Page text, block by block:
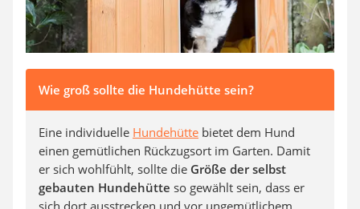
Wie groß sollte die Hundehütte sein?
Eine individuelle Hundehütte bietet dem Hund
einen gemütlichen Rückzugsort im Garten. Damit
er sich wohlfühlt, sollte die Größe der selbst
gebauten Hundehütte so gewählt sein, dass er
sich dort ausstrecken und vor ungemütlichem